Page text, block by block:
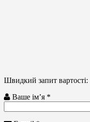
Швидкий запит вартості:
Ваше ім’я *